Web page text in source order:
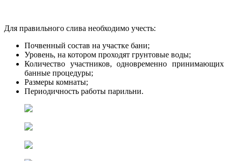
Для правильного слива необходимо учесть:
Почвенный состав на участке бани;
Уровень, на котором проходят грунтовые воды;
Количество участников, одновременно принимающих
банные процедуры;
Размеры комнаты;
Периодичность работы парильни.